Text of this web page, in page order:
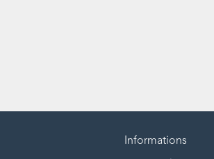
Informations